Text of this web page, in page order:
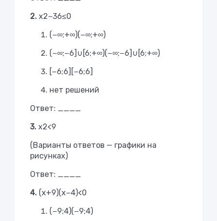
2. x2−36≤0
(−∞;+∞)(−∞;+∞)
(−∞;−6]∪[6;+∞)(−∞;−6] ∪ [6;+∞)
[−6;6] [−6;6]
нет решений
Ответ: ____
3. x2<9
(Варианты ответов — графики на
рисунках)
Ответ: ____
4. (x+9)(x−4)<0
(−9;4)(−9;4)